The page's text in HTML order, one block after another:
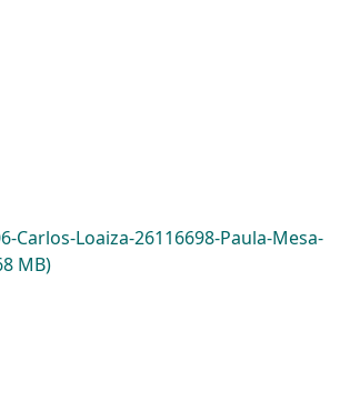
Carlos-Loaiza-26116698-Paula-Mesa-
MB)